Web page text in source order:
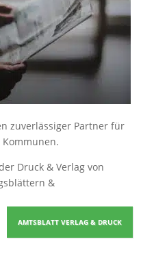
zuverlässiger Partner für
Druck & Verlag von
&
AMTSBLATT VERLAG & DRUCK